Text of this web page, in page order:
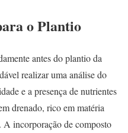
o Plantio
antes do plantio da
realizar uma análise do
e a presença de nutrientes
drenado, rico em matéria
incorporação de composto